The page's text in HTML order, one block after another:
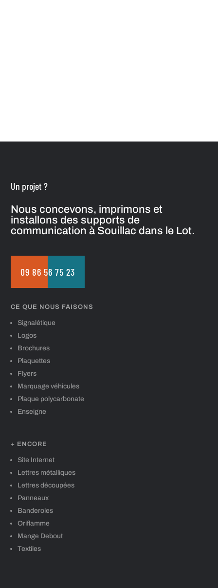
Un projet ?
Nous concevons, imprimons et
installons des supports de
communication à Souillac dans le Lot.
09 86 56 75 23
CE QUE NOUS FAISONS
Signalétique
Logos
Brochures
Plaquettes
Flyers
Marquage véhicules
Plaque polycarbonate
Enseigne
+ ENCORE
Site Internet
Lettres métalliques
Lettres découpées
Panneaux
Banderoles
Oriflamme
Mange Debout
Textiles